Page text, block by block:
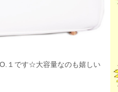
１です☆大容量なのも嬉しい